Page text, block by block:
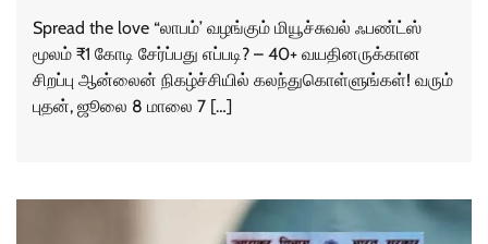
Spread the love “லாபம்’ வழங்கும் மியூச்சுவல் ஃபண்ட்ஸ்
மூலம் ₹1 கோடி சேர்ப்பது எப்படி? – 40+ வயதினருக்கான
சிறப்பு ஆன்லைன் நிகழ்ச்சியில் கலந்துகொள்ளுங்கள்! வரும்
புதன், ஜூலை 8 மாலை 7 […]